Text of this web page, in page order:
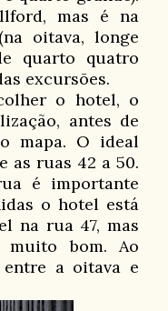
mas é na
oitava, longe
quarto quatro
excursões.
o hotel, o
antes de
mapa. O ideal
as ruas 42 a 50.
é importante
o hotel está
na rua 47, mas
muito bom. Ao
a oitava e